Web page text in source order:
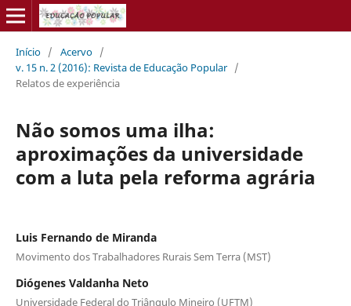
Início / Acervo /
v. 15 n. 2 (2016): Revista de Educação Popular /
Relatos de experiência
Não somos uma ilha:
aproximações da universidade
com a luta pela reforma agrária
Luis Fernando de Miranda
Movimento dos Trabalhadores Rurais Sem Terra (MST)
Diógenes Valdanha Neto
Universidade Federal do Triângulo Mineiro (UFTM)